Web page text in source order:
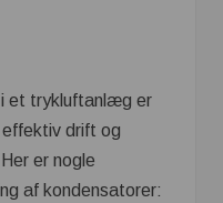
et trykluftanlæg er
drift og
er nogle
af kondensatorer: